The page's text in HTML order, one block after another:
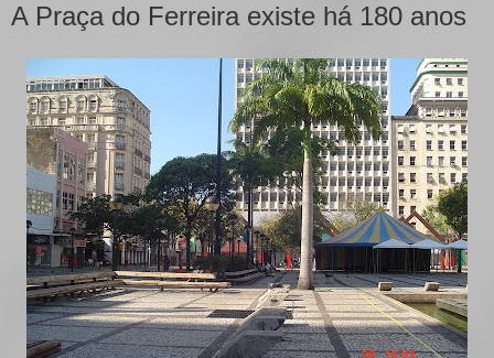
A Praça do Ferreira existe há 180 anos